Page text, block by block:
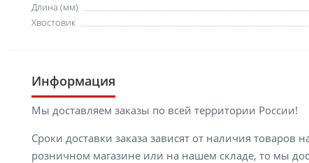
Длина (мм)
Хвостовик
Информация
Мы доставляем заказы по всей территории России!
Сроки доставки заказа зависят от наличия
розничном магазине или на нашем складе, то мы